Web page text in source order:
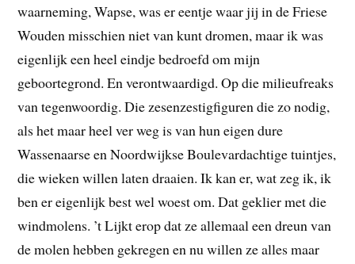
waarneming, Wapse, was er eentje waar jij in de Friese
Wouden misschien niet van kunt dromen, maar ik was
eigenlijk een heel eindje bedroefd om mijn
geboortegrond. En verontwaardigd. Op die milieufreaks
van tegenwoordig. Die zesenzestigfiguren die zo nodig,
als het maar heel ver weg is van hun eigen dure
Wassenaarse en Noordwijkse Boulevardachtige tuintjes,
die wieken willen laten draaien. Ik kan er, wat zeg ik, ik
ben er eigenlijk best wel woest om. Dat geklier met die
windmolens. ’t Lijkt erop dat ze allemaal een dreun van
de molen hebben gekregen en nu willen ze alles maar